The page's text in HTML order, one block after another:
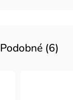
Podobné (6)